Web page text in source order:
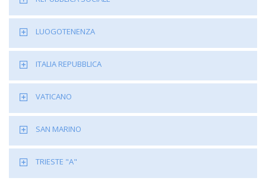
LUOGOTENENZA
ITALIA REPUBBLICA
VATICANO
SAN MARINO
TRIESTE "A"